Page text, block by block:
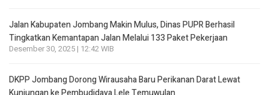
Jalan Kabupaten Jombang Makin Mulus, Dinas PUPR Berhasil
Tingkatkan Kemantapan Jalan Melalui 133 Paket Pekerjaan
Desember 30, 2025 | 12:42 WIB
DKPP Jombang Dorong Wirausaha Baru Perikanan Darat Lewat